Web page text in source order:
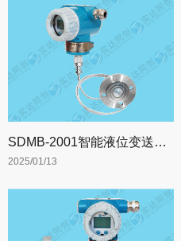
SDMB-2001智能液位变送器【2001L】
2025/01/13